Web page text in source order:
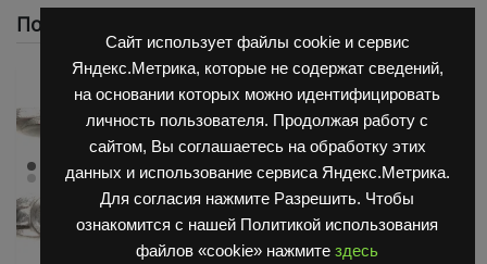
Сайт использует файлы cookie и сервис
Яндекс.Метрика, которые не содержат сведений,
на основании которых можно идентифицировать
личность пользователя. Продолжая работу с
сайтом, Вы соглашаетесь на обработку этих
данных и использование сервиса Яндекс.Метрика.
Для согласия нажмите Разрешить. Чтобы
ознакомится с нашей Политикой использования
файлов «cookie» нажмите здесь
Похожие